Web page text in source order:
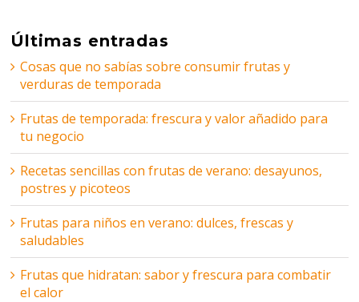
Últimas entradas
Cosas que no sabías sobre consumir frutas y
verduras de temporada
Frutas de temporada: frescura y valor añadido para
tu negocio
Recetas sencillas con frutas de verano: desayunos,
postres y picoteos
Frutas para niños en verano: dulces, frescas y
saludables
Frutas que hidratan: sabor y frescura para combatir
el calor